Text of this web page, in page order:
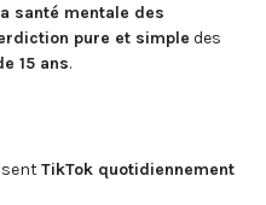
santé mentale des
pure et simple des
15 ans.
TikTok quotidiennement